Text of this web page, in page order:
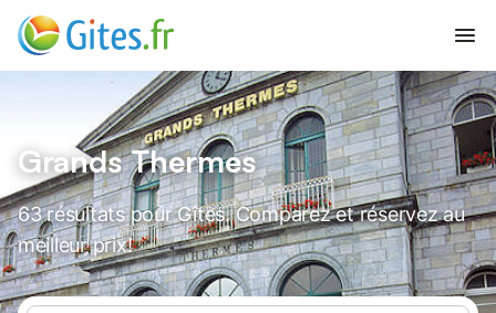
Grands Thermes
63 résultats pour Gîtes. Comparez et réservez au
meilleur prix!